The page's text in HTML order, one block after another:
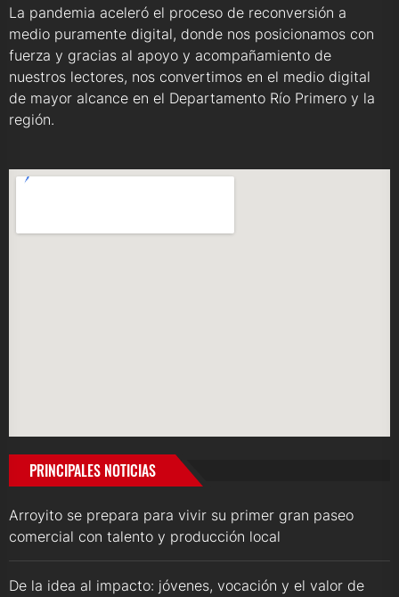
La pandemia aceleró el proceso de reconversión a
medio puramente digital, donde nos posicionamos con
fuerza y gracias al apoyo y acompañamiento de
nuestros lectores, nos convertimos en el medio digital
de mayor alcance en el Departamento Río Primero y la
región.
PRINCIPALES NOTICIAS
Arroyito se prepara para vivir su primer gran paseo
comercial con talento y producción local
De la idea al impacto: jóvenes, vocación y el valor de